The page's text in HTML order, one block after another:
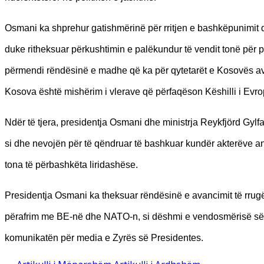
Osmani ka shprehur gatishmërinë për rritjen e
duke ritheksuar përkushtimin e palëkundur të vendit tonë për
përmendi rëndësinë e madhe që ka për qytetarët e Kosovës
Kosova është mishërim i vlerave që përfaqëson Këshilli i
Ndër të tjera, presidentja Osmani dhe ministrja Reykfjörd
si dhe nevojën për të qëndruar të bashkuar kundër akterëve
tona të përbashkëta liridashëse.
Presidentja Osmani ka theksuar rëndësinë e avancimit të
përafrim me BE-në dhe NATO-n, si dëshmi e vendosmërisë
komunikatën për media e Zyrës së Presidentes.